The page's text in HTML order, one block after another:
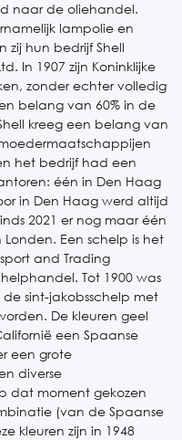
naar de oliehandel.
lampolie en
zij hun bedrijf Shell
In 1907 zijn Koninklijke
zonder echter volledig
belang van 60% in de
kreeg een belang van
het bedrijf had een
één in Den Haag
in Den Haag werd altijd
2021 er nog maar één
Een schelp is het
and Trading
Tot 1900 was
de sint-jakobsschelp met
De kleuren geel
een Spaanse
een grote
diverse
dat moment gekozen
(van de Spaanse
kleuren zijn in 1948